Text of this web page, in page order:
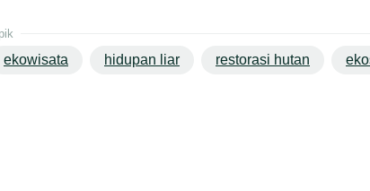
ekowisata hidupan liar restorasi hutan